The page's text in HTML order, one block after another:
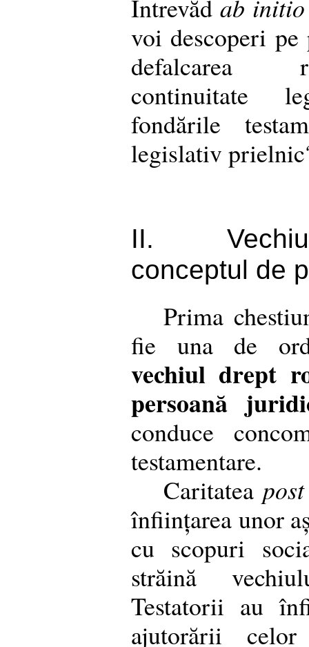
Întrevăd ab initio
voi descoperi
defalcarea
continuitate
fondările
legislativ
II.
conceptul de
Prima
fie una de
vechiul drept
persoană
conduce
testamentare.
Caritatea
înființarea unor
cu scopuri
străină
Testatorii au
ajutorării